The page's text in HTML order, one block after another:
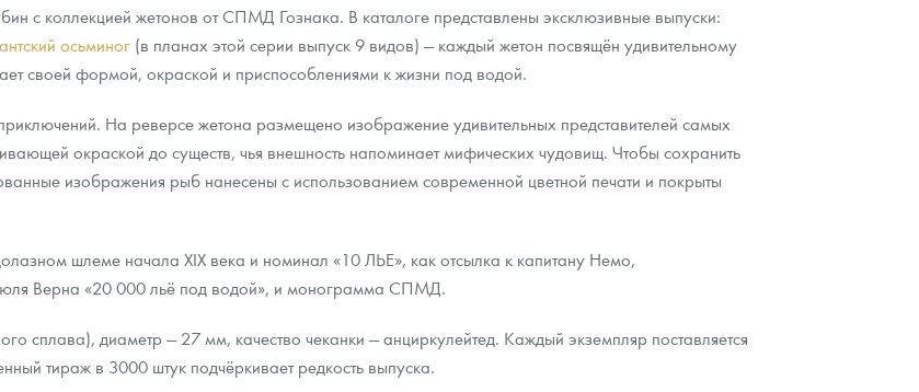
с коллекцией жетонов от СПМД Гознака. В каталоге представлены эксклюзивные выпуски:
осьминог (в планах этой серии выпуск 9 видов) — каждый жетон посвящён удивительному
своей формой, окраской и приспособлениями к жизни под водой.
На реверсе жетона размещено изображение удивительных представителей самых
окраской до существ, чья внешность напоминает мифических чудовищ. Чтобы сохранить
изображения рыб нанесены с использованием современной цветной печати и покрыты
шлеме начала XIX века и номинал «10 ЛЬЕ», как отсылка к капитану Немо,
Верна «20 000 льё под водой», и монограмма СПМД.
сплава), диаметр — 27 мм, качество чеканки — анциркулейтед. Каждый экземпляр поставляется
тираж в 3000 штук подчёркивает редкость выпуска.